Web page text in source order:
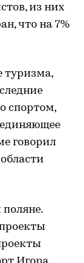
из них
что на 7%
туризма,
спортом,
говорил